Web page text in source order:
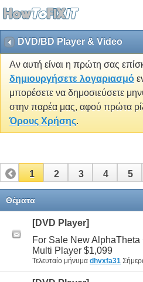
DVD/BD Player & Video
Αν αυτή είναι η πρώτη σας
δημιουργήσετε λογαριασμό
μπορέσετε να δημοσιεύσετε
στην παρέα μας, αφού πρώτα
Όρους Χρήσης.
1 2 3 4 5
Θέματα
[DVD Player]
For Sale New
Multi Player $1,099
Τελευταίο μήνυμα dhvxfa31